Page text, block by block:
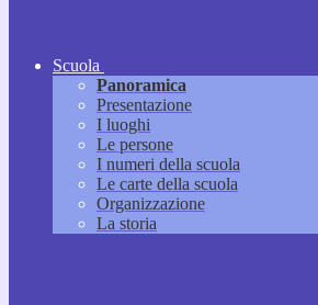
Scuola
Panoramica
Presentazione
I luoghi
Le persone
I numeri della scuola
Le carte della scuola
Organizzazione
La storia